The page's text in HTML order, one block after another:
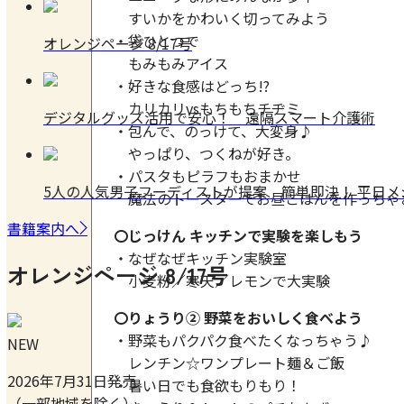
すいかをかわいく切ってみよう
・袋ひとつで
もみもみアイス
・好きな食感はどっち!?
カリカリvsもちもちチヂミ
・包んで、のっけて、大変身♪
やっぱり、つくねが好き。
・パスタもピラフもおまかせ
魔法のトースターでお昼ごはんを作っちゃ
〇じっけん キッチンで実験を楽しもう
・なぜなぜキッチン実験室
小麦粉／寒天／レモンで大実験
〇りょうり② 野菜をおいしく食べよう
・野菜もパクパク食べたくなっちゃう♪
レンチン☆ワンプレート麺＆ご飯
・暑い日でも食欲もりもり！
オレンジページ 8/17号
デジタルグッズ活用で安心！ 遠隔スマート介護術
5人の人気男子フーディストが提案 簡単即決！ 平日メ
書籍案内へ
オレンジページ 8/17号
NEW
2026年7月31日発売